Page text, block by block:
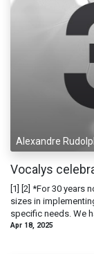
Alexandre
Vocalys
[1] [2] *For 30 years
sizes in
specific needs. We
Apr 18, 2025